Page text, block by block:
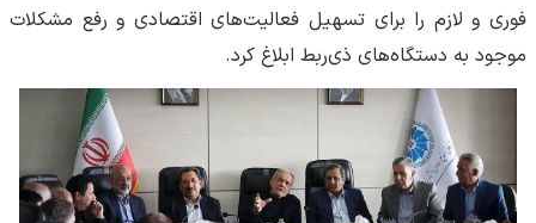
فوری و لازم را برای تسهیل فعالیت‌های اقتصادی و رفع مشکلات
موجود به دستگاه‌های ذی‌ربط ابلاغ کرد.